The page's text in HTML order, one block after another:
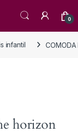
0
infantil COMODA
horizon